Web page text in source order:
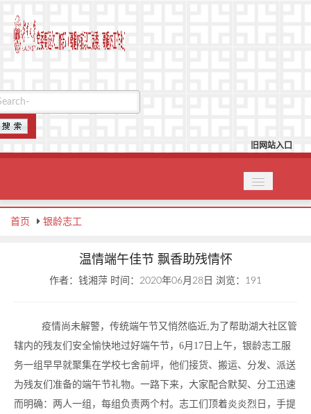
旧网站入口
首页
党建园地
关工委
老年协会
麓山红枫
银龄志工
首页 银龄志工
温情端午佳节 飘香助残情怀
作者：钱湘萍 时间：2020年06月28日 浏览： 191
疫情尚未解警，传统端午节又悄然临近,为了帮助湖大社区管
辖内的残友们安全愉快地过好端午节， 6月 17 日上午，银龄志工服
务一组早早就聚集在学校七舍前坪，他们接货、搬运、分发、派送
为残友们准备的端午节礼物。一路下来，大家配合默契、分工迅速
而明确：两人一组，每组负责两个村。志工们顶着炎炎烈日，手提